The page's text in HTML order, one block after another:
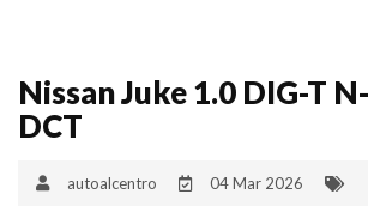
Nissan Juke 1.0 DIG-T
DCT
autoalcentro
04 Mar 2026